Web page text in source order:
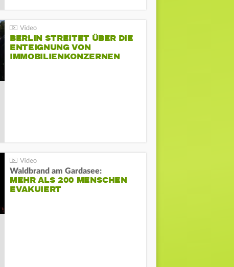
BERLIN STREITET ÜBER DIE
ENTEIGNUNG VON
IMMOBILIENKONZERNEN
Waldbrand am Gardasee:
MEHR ALS 200 MENSCHEN
EVAKUIERT